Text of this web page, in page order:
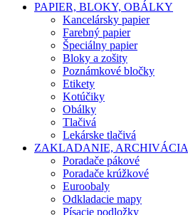
PAPIER, BLOKY, OBÁLKY
Kancelársky papier
Farebný papier
Špeciálny papier
Bloky a zošity
Poznámkové bločky
Etikety
Kotúčiky
Obálky
Tlačivá
Lekárske tlačivá
ZAKLADANIE, ARCHIVÁCIA
Poradače pákové
Poradače krúžkové
Euroobaly
Odkladacie mapy
Písacie podložky